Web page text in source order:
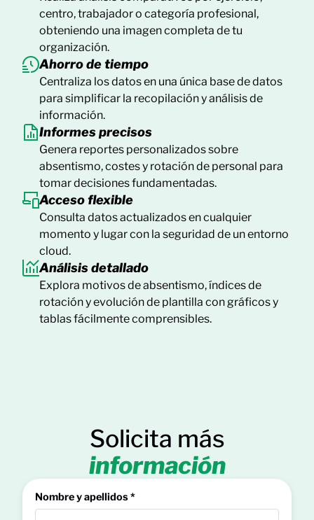
centro, trabajador o categoría profesional,
obteniendo una imagen completa de tu
organización.
Ahorro de tiempo
Centraliza los datos en una única base de datos
para simplificar la recopilación y análisis de
información.
Informes precisos
Genera reportes personalizados sobre
absentismo, costes y rotación de personal para
tomar decisiones fundamentadas.
Acceso flexible
Consulta datos actualizados en cualquier
momento y lugar con la seguridad de un entorno
cloud.
Análisis detallado
Explora motivos de absentismo, índices de
rotación y evolución de plantilla con gráficos y
tablas fácilmente comprensibles.
Solicita más
información
Nombre y apellidos *